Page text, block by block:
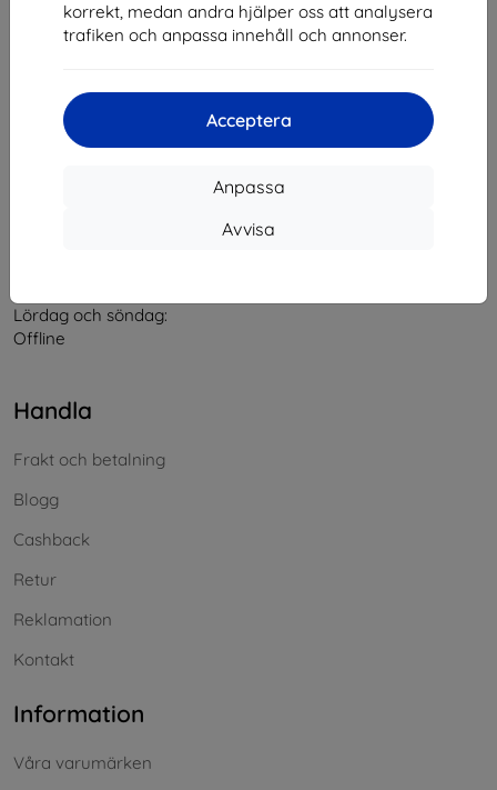
korrekt, medan andra hjälper oss att analysera
trafiken och anpassa innehåll och annonser.
Acceptera
Anpassa
Avvisa
Organisationsnummer:46701494
Momsregistreringsnummer:SK2023549671
Kontakt
Lördag och söndag:
Offline
Handla
Frakt och betalning
Blogg
Cashback
Retur
Reklamation
Kontakt
Information
Våra varumärken